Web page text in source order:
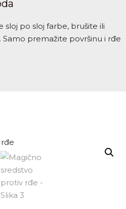
sloj po sloj farbe, brušite ili
premažite površinu i rđe